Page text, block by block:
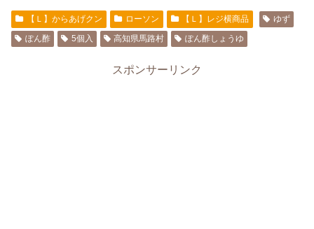
【Ｌ】からあげクン ローソン 【Ｌ】レジ横商品
ゆず
ぽん酢
5個入 高知県馬路村 ぽん酢しょうゆ
スポンサーリンク